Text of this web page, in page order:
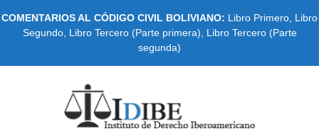
COMENTARIOS AL CÓDIGO CIVIL BOLIVIANO: Libro Primero Libro
Segundo, Libro Tercero (Parte primera)
Libro Tercero (Parte
segunda)